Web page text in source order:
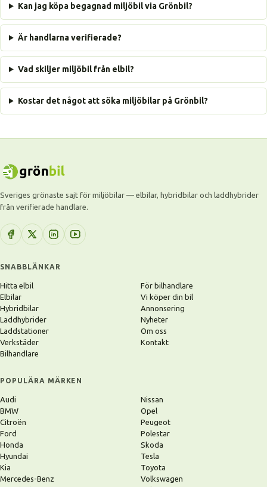
Kan jag köpa begagnad miljöbil via Grönbil?
Är handlarna verifierade?
Vad skiljer miljöbil från elbil?
Kostar det något att söka miljöbilar på Grönbil?
Sveriges grönaste sajt för miljöbilar — elbilar, hybridbilar och laddhybrider
från verifierade handlare.
SNABBLÄNKAR
Hitta elbil
Elbilar
Hybridbilar
Laddhybrider
Laddstationer
Verkstäder
Bilhandlare
För bilhandlare
Vi köper din bil
Annonsering
Nyheter
Om oss
Kontakt
POPULÄRA MÄRKEN
Audi
BMW
Citroën
Ford
Honda
Hyundai
Kia
Mercedes-Benz
Nissan
Opel
Peugeot
Polestar
Skoda
Tesla
Toyota
Volkswagen